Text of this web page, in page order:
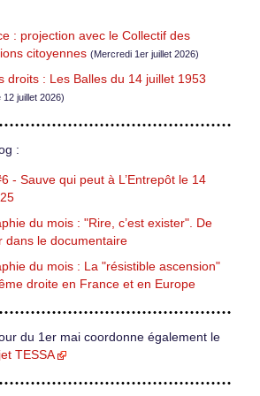
: projection avec le Collectif des
citoyennes (Mercredi 1er juillet 2026)
droits : Les Balles du 14 juillet 1953
juillet 2026)
:
- Sauve qui peut à L’Entrepôt le 14
du mois : "Rire, c’est exister". De
dans le documentaire
du mois : La "résistible ascension"
droite en France et en Europe
du 1er mai coordonne également le
TESSA